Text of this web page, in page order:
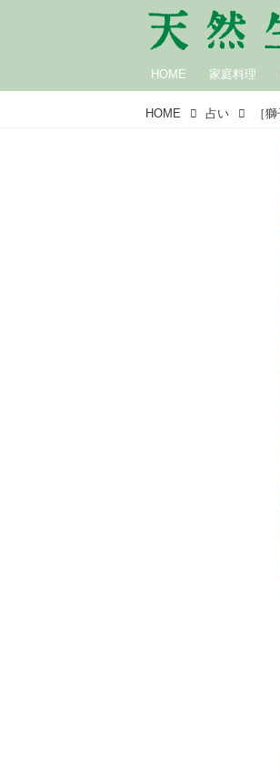
HOME 家庭料理
HOME 占い